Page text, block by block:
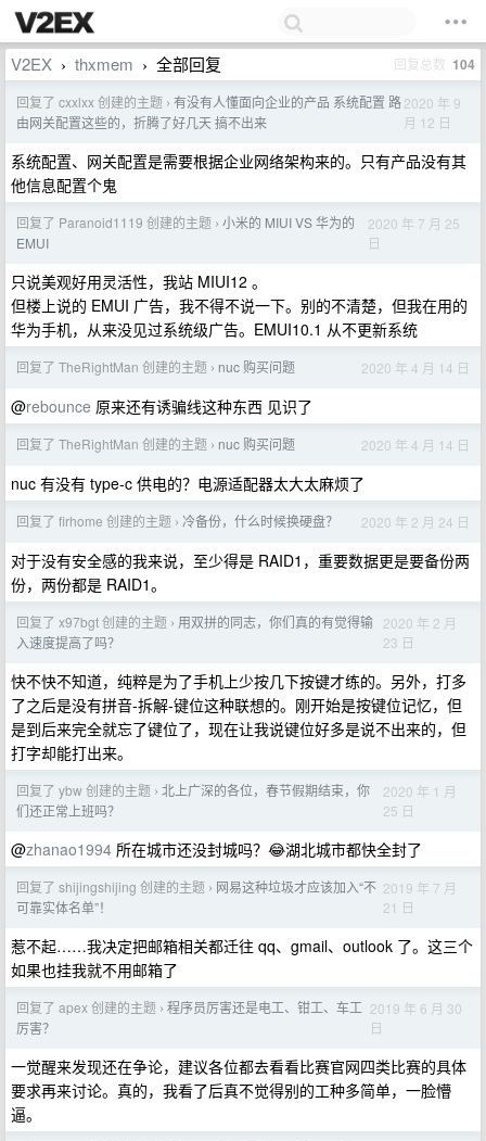
V2EX › thxmem › 全部回复 回复总数 104
回复了 cxxlxx 创建的主题 › 有没有人懂面向企业的产品 系统配置 路
由网关配置这些的，折腾了好几天 搞不出来
2020 年 9
月 12 日
系统配置、网关配置是需要根据企业网络架构来的。只有产品没有其
他信息配置个鬼
回复了 Paranoid1119 创建的主题 › 小米的 MIUI VS 华为的
EMUI
2020 年 7 月 25
日
只说美观好用灵活性，我站 MIUI12 。
但楼上说的 EMUI 广告，我不得不说一下。别的不清楚，但我在用的
华为手机，从来没见过系统级广告。EMUI10.1 从不更新系统
回复了 TheRightMan 创建的主题 › nuc 购买问题 2020 年 4 月 14 日
@rebounce 原来还有诱骗线这种东西 见识了
回复了 TheRightMan 创建的主题 › nuc 购买问题 2020 年 4 月 14 日
nuc 有没有 type-c 供电的？电源适配器太大太麻烦了
回复了 firhome 创建的主题 › 冷备份，什么时候换硬盘？ 2020 年 2 月 24 日
对于没有安全感的我来说，至少得是 RAID1，重要数据更是要备份两
份，两份都是 RAID1。
回复了 x97bgt 创建的主题 › 用双拼的同志，你们真的有觉得输
入速度提高了吗？
2020 年 2 月
23 日
快不快不知道，纯粹是为了手机上少按几下按键才练的。另外，打多
了之后是没有拼音-拆解-键位这种联想的。刚开始是按键位记忆，但
是到后来完全就忘了键位了，现在让我说键位好多是说不出来的，但
打字却能打出来。
回复了 ybw 创建的主题 › 北上广深的各位，春节假期结束，你
们还正常上班吗？
2020 年 1 月
25 日
@zhanao1994 所在城市还没封城吗？😂湖北城市都快全封了
回复了 shijingshijing 创建的主题 › 网易这种垃圾才应该加入“不
可靠实体名单”！
2019 年 7 月
21 日
惹不起……我决定把邮箱相关都迁往 qq、gmail、outlook 了。这三个
如果也挂我就不用邮箱了
回复了 apex 创建的主题 › 程序员厉害还是电工、钳工、车工
厉害？
2019 年 6 月 30
日
一觉醒来发现还在争论，建议各位都去看看比赛官网四类比赛的具体
要求再来讨论。真的，我看了后真不觉得别的工种多简单，一脸懵
逼。